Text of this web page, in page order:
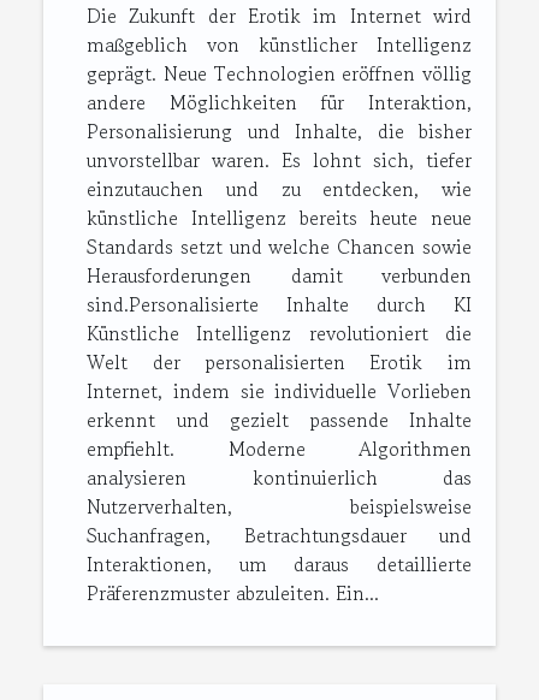
Die Zukunft der Erotik im Internet wird
maßgeblich von künstlicher Intelligenz
geprägt. Neue Technologien eröffnen völlig
andere Möglichkeiten für Interaktion,
Personalisierung und Inhalte, die bisher
unvorstellbar waren. Es lohnt sich, tiefer
einzutauchen und zu entdecken, wie
künstliche Intelligenz bereits heute neue
Standards setzt und welche Chancen sowie
Herausforderungen damit verbunden
sind.Personalisierte Inhalte durch KI
Künstliche Intelligenz revolutioniert die
Welt der personalisierten Erotik im
Internet, indem sie individuelle Vorlieben
erkennt und gezielt passende Inhalte
empfiehlt. Moderne Algorithmen
analysieren kontinuierlich das
Nutzerverhalten, beispielsweise
Suchanfragen, Betrachtungsdauer und
Interaktionen, um daraus detaillierte
Präferenzmuster abzuleiten. Ein...